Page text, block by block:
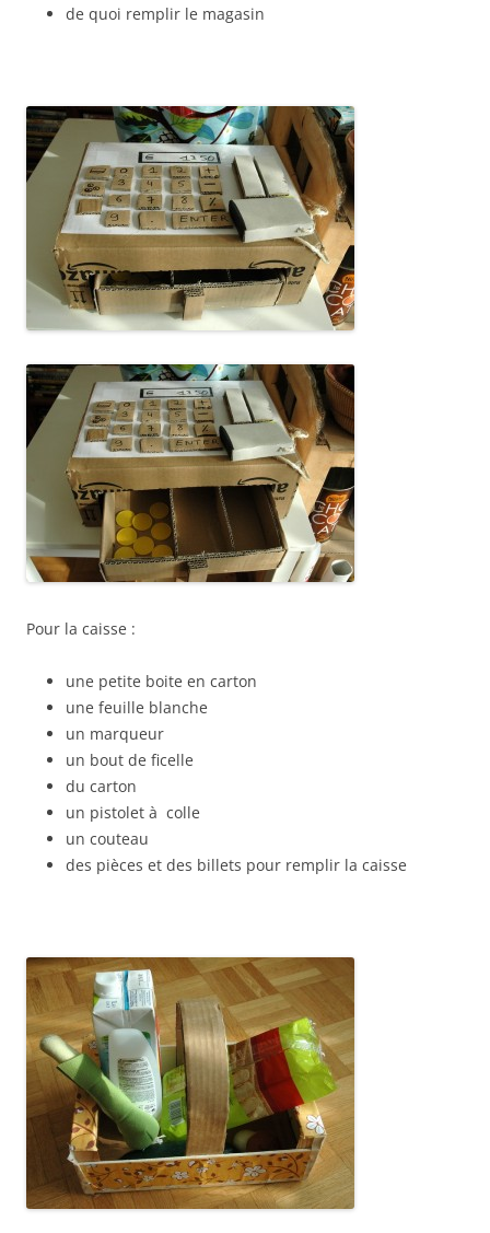
de quoi remplir le magasin
Pour la caisse :
une petite boite en carton
une feuille blanche
un marqueur
un bout de ficelle
du carton
un pistolet à colle
un couteau
des pièces et des billets pour remplir la caisse